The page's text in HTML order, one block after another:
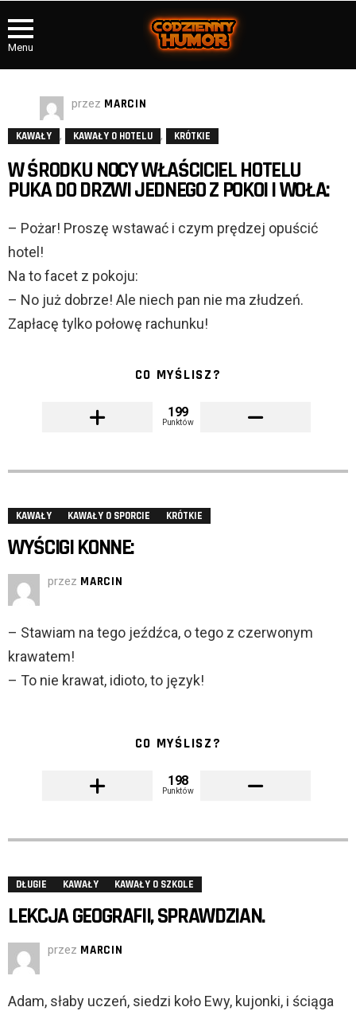
Menu
przez MARCIN
KAWAŁY , KAWAŁY O HOTELU , KRÓTKIE
W ŚRODKU NOCY WŁAŚCICIEL HOTELU
PUKA DO DRZWI JEDNEGO Z POKOI I WOŁA:
– Pożar! Proszę wstawać i czym prędzej opuścić
hotel!
Na to facet z pokoju:
– No już dobrze! Ale niech pan nie ma złudzeń.
Zapłacę tylko połowę rachunku!
CO MYŚLISZ?
199
Punktów
KAWAŁY KAWAŁY O SPORCIE KRÓTKIE
WYŚCIGI KONNE:
przez MARCIN
– Stawiam na tego jeźdźca, o tego z czerwonym
krawatem!
– To nie krawat, idioto, to język!
CO MYŚLISZ?
198
Punktów
DŁUGIE KAWAŁY KAWAŁY O SZKOLE
LEKCJA GEOGRAFII, SPRAWDZIAN.
przez MARCIN
Adam, słaby uczeń, siedzi koło Ewy, kujonki, i ściąga